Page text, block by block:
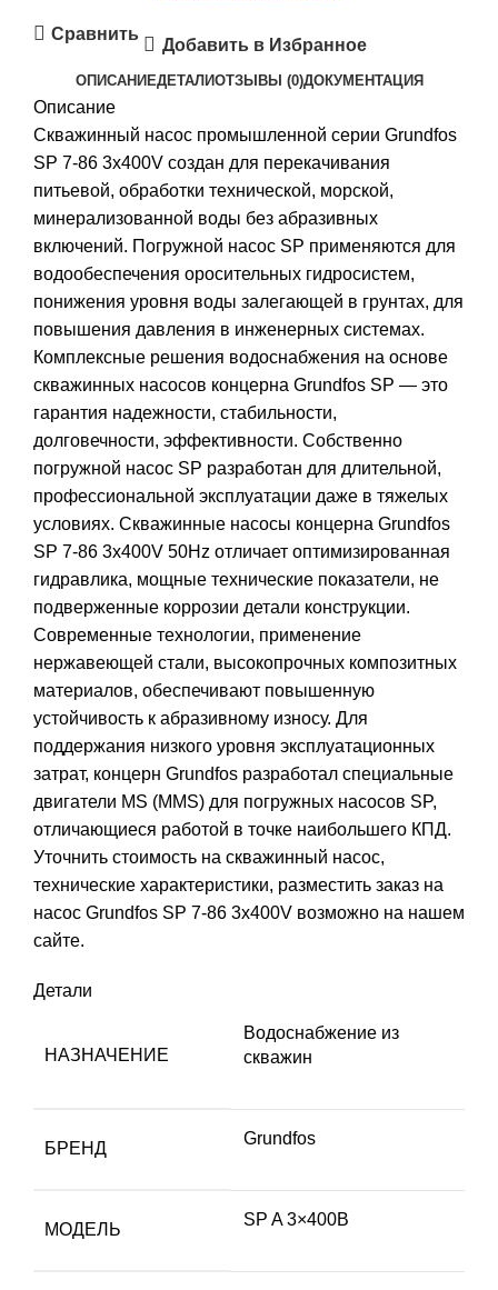
Сравнить
Добавить в Избранное
ОПИСАНИЕДЕТАЛИОТЗЫВЫ (0)ДОКУМЕНТАЦИЯ
Описание
Скважинный насос промышленной серии Grundfos
SP 7-86 3x400V создан для перекачивания
питьевой, обработки технической, морской,
минерализованной воды без абразивных
включений. Погружной насос SP применяются для
водообеспечения оросительных гидросистем,
понижения уровня воды залегающей в грунтах, для
повышения давления в инженерных системах.
Комплексные решения водоснабжения на основе
скважинных насосов концерна Grundfos SP — это
гарантия надежности, стабильности,
долговечности, эффективности. Собственно
погружной насос SP разработан для длительной,
профессиональной эксплуатации даже в тяжелых
условиях. Скважинные насосы концерна Grundfos
SP 7-86 3x400V 50Hz отличает оптимизированная
гидравлика, мощные технические показатели, не
подверженные коррозии детали конструкции.
Современные технологии, применение
нержавеющей стали, высокопрочных композитных
материалов, обеспечивают повышенную
устойчивость к абразивному износу. Для
поддержания низкого уровня эксплуатационных
затрат, концерн Grundfos разработал специальные
двигатели MS (MMS) для погружных насосов SP,
отличающиеся работой в точке наибольшего КПД.
Уточнить стоимость на скважинный насос,
технические характеристики, разместить заказ на
насос Grundfos SP 7-86 3x400V возможно на нашем
сайте.
Детали
НАЗНАЧЕНИЕ
Водоснабжение из
скважин
БРЕНД
Grundfos
МОДЕЛЬ
SP A 3×400В